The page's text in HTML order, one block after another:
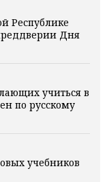
Республике
Дня
учиться в
по русскому
учебников